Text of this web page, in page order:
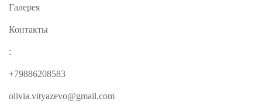
Галерея
Контакты
:
+79886208583
olivia.vityazevo@gmail.com